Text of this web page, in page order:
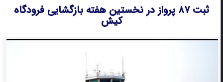
ثبت ۸۷ پرواز در نخستین هفته بازگشایی فرودگاه
کیش